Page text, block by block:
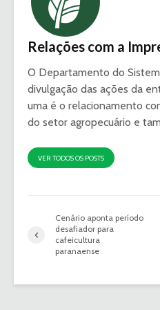
Relações com a
O Departamento do
divulgação das ações da
uma é o relacionamento
do setor agropecuário e
VER TODOS OS POSTS
Cenário aponta período
desafiador para
cafeicultura
paranaense